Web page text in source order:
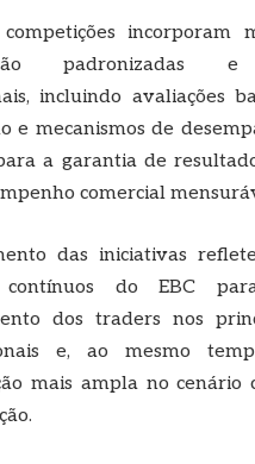
incorporam
padronizadas e
incluindo avaliações
e mecanismos de
a garantia de
comercial
das iniciativas
contínuos do EBC
dos traders nos
e, ao mesmo
mais ampla no cenário